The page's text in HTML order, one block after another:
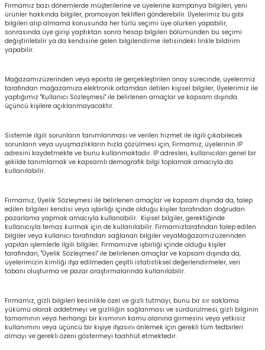
ve Kartonpiyer
Firmamız bazı dönemlerde müşterilerine ve üyelerine kampanya bilgileri, yeni
ürünler hakkında bilgiler, promosyon teklifleri gönderebilir. Üyelerimiz bu gibi
bilgileri alıp almama konusunda her türlü seçimi üye olurken yapabilir,
sonrasında üye girişi yaptıktan sonra hesap bilgileri bölümünden bu seçimi
değiştirilebilir ya da kendisine gelen bilgilendirme iletisindeki linkle bildirim
yapabilir.
Mağazamızüzerinden veya eposta ile gerçekleştirilen onay sürecinde, üyelerimiz
tarafından mağazamıza elektronik ortamdan iletilen kişisel bilgiler, Üyelerimiz ile
yaptığımız "Kullanıcı Sözleşmesi" ile belirlenen amaçlar ve kapsam dışında
üçüncü kişilere açıklanmayacaktır.
Sistemle ilgili sorunların tanımlanması ve verilen hizmet ile ilgili çıkabilecek
sorunların veya uyuşmazlıkların hızla çözülmesi için, Firmamız, üyelerinin IP
adresini kaydetmekte ve bunu kullanmaktadır. IP adresleri, kullanıcıları genel bir
şekilde tanımlamak ve kapsamlı demografik bilgi toplamak amacıyla da
kullanılabilir.
Firmamız, Üyelik Sözleşmesi ile belirlenen amaçlar ve kapsam dışında da, talep
edilen bilgileri kendisi veya işbirliği içinde olduğu kişiler tarafından doğrudan
pazarlama yapmak amacıyla kullanabilir. Kişisel bilgiler, gerektiğinde
kullanıcıyla temas kurmak için de kullanılabilir. Firmamıztarafından talep edilen
bilgiler veya kullanıcı tarafından sağlanan bilgiler veyaMağazamızüzerinden
yapılan işlemlerle ilgili bilgiler; Firmamızve işbirliği içinde olduğu kişiler
tarafından, "Üyelik Sözleşmesi" ile belirlenen amaçlar ve kapsam dışında da,
üyelerimizin kimliği ifşa edilmeden çeşitli istatistiksel değerlendirmeler, veri
tabanı oluşturma ve pazar araştırmalarında kullanılabilir.
Firmamız, gizli bilgileri kesinlikle özel ve gizli tutmayı, bunu bir sır saklama
yükümü olarak addetmeyi ve gizliliğin sağlanması ve sürdürülmesi, gizli bilginin
tamamının veya herhangi bir kısmının kamu alanına girmesini veya yetkisiz
kullanımını veya üçüncü bir kişiye ifşasını önlemek için gerekli tüm tedbirleri
almayı ve gerekli özeni göstermeyi taahhüt etmektedir.